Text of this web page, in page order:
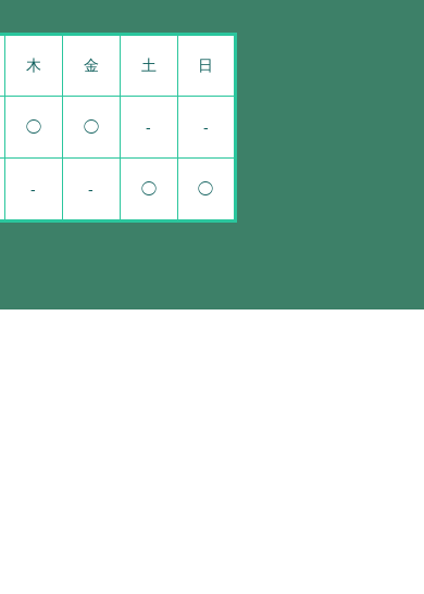
木 金 土 日
◯ ◯ - -
- - ◯ ◯